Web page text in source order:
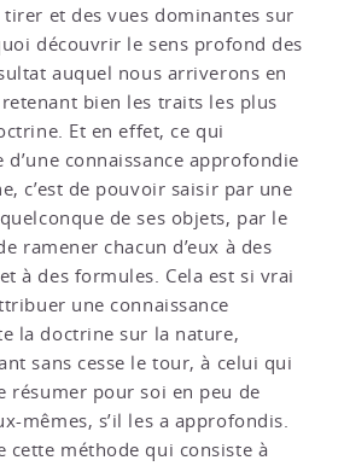
et des vues dominantes sur
découvrir le sens profond des
auquel nous arriverons en
bien les traits les plus
Et en effet, ce qui
d’une connaissance approfondie
c’est de pouvoir saisir par une
de ses objets, par le
ramener chacun d’eux à des
à des formules. Cela est si vrai
une connaissance
la doctrine sur la nature,
sans cesse le tour, à celui qui
résumer pour soi en peu de
mêmes, s’il les a approfondis.
cette méthode qui consiste à